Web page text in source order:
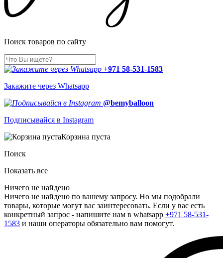
Поиск товаров по сайту
+971 58-531-1583
Закажите через Whatsapp
@bemyballoon
Подписывайся в Instagram
Корзина пуста
Поиск
Показать все
Ничего не найдено
Ничего не найдено по вашему запросу. Но мы подобрали
товары, которые могут вас заинтересовать. Если у вас есть
конкретный запрос - напишите нам в whatsapp +971 58-531-
1583 и наши операторы обязательно вам помогут.